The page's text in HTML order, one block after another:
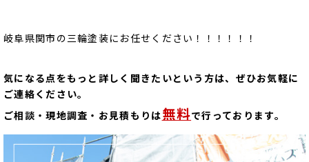
岐阜県関市の三輪塗装にお任せください！！！！！！
気になる点をもっと詳しく聞きたいという方は、ぜひお気軽に
ご連絡ください。
ご相談・現地調査・お見積もりは無料で行っております。